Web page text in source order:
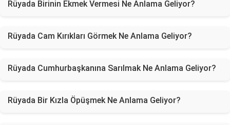
Rüyada Birinin Ekmek Vermesi Ne Anlama Geliyor?
Rüyada Cam Kırıkları Görmek Ne Anlama Geliyor?
Rüyada Cumhurbaşkanına Sarılmak Ne Anlama Geliyor?
Rüyada Bir Kızla Öpüşmek Ne Anlama Geliyor?